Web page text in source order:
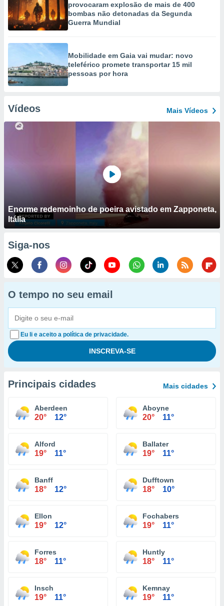
provocaram explosão de mais de 400
bombas não detonadas da Segunda
Guerra Mundial
Mobilidade em Gaia vai mudar: novo
teleférico promete transportar 15 mil
pessoas por hora
Vídeos Mais Vídeos
Enorme redemoinho de poeira avistado em Zapponeta,
Itália
Siga-nos
O tempo no seu email
Eu li e aceito a política de privacidade.
Principais cidades Mais cidades
Aberdeen
20° 12°
Aboyne
20° 11°
Alford
19° 11°
Ballater
19° 11°
Banff
18° 12°
Dufftown
18° 10°
Ellon
19° 12°
Fochabers
19° 11°
Forres
18° 11°
Huntly
18° 11°
Insch
19° 11°
Kemnay
19° 11°